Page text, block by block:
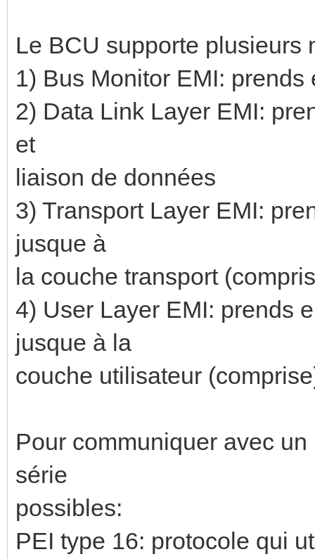
Le BCU supporte plusieurs
1) Bus Monitor EMI:
2) Data Link Layer EMI:
et
liaison de données
3) Transport Layer EMI:
jusque à
la couche transport
4) User Layer EMI: prends
jusque à la
couche utilisateur
Pour communiquer avec
série
possibles:
PEI type 16: protocole qui